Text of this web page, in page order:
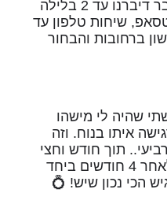
התחלנו לדבר ובאותו יום כבר דיברנו עד 2 בלילה
שיחות טלפון עד
ברחובות והבחור
שהיה לי מישהו
איתו בנוח. וזה
תוך חודש וחצי
הכרתי את המשפחה שלו ולאחר 4 חודשים ביחד
הכי נכון שיש! 💍